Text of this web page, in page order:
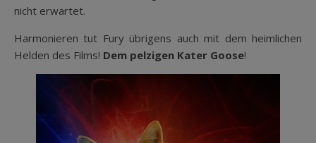
nicht erwartet.
Harmonieren tut Fury übrigens auch mit dem heimlichen
Helden des Films! Dem pelzigen Kater Goose!